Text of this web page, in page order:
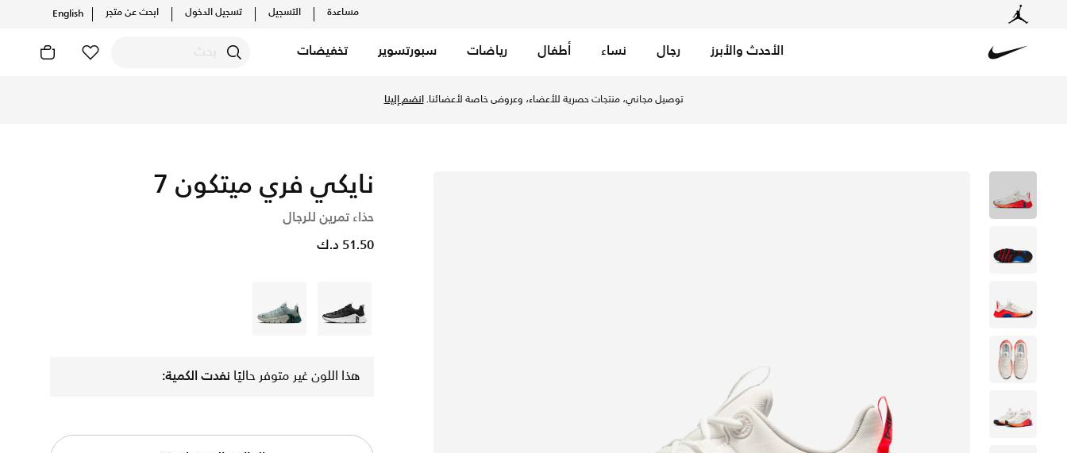
مساعدة التسجيل تسجيل الدخول ابحث عن متجر English
الأحدث والأبرز رجال نساء أطفال رياضات سبورتسوير تخفيضات
توصيل مجاني، منتجات حصرية للأعضاء، وعروض خاصة لأعضائنا.انضم إلينا
نايكي فري ميتكون 7
حذاء تمرين للرجال
51.50 د.ك
رمادي رمادي
هذا اللون غير متوفر حاليًا نفدت الكمية: